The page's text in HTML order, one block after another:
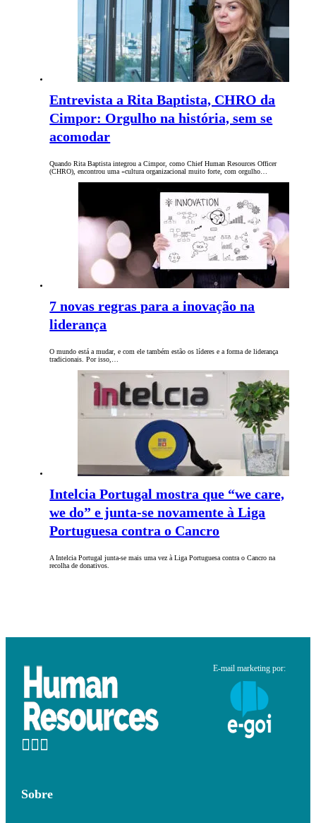
Entrevista a Rita Baptista, CHRO da
Cimpor: Orgulho na história, sem se
acomodar
Quando Rita Baptista integrou a Cimpor, como Chief Human Resources Officer
(CHRO), encontrou uma «cultura organizacional muito forte, com orgulho…
7 novas regras para a inovação na
liderança
O mundo está a mudar, e com ele também estão os líderes e a forma de liderança
tradicionais. Por isso,…
Intelcia Portugal mostra que “we care,
we do” e junta-se novamente à Liga
Portuguesa contra o Cancro
A Intelcia Portugal junta-se mais uma vez à Liga Portuguesa contra o Cancro na
recolha de donativos.
E-mail marketing por:
Sobre